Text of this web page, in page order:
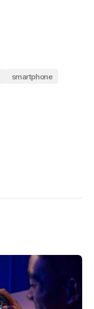
smartphone